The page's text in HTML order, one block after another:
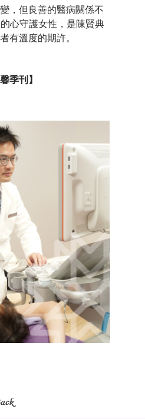
，但良善的醫病關係不
心守護女性，是陳賢典
有溫度的期許。
季刊】